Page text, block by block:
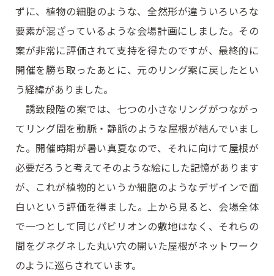
ずに、植物の細胞のような、全然形が違ういろいろな
要素が混ざっているような会場計画にしました。その
案が非常に評価されて支持を得たのですが、最終的に
開催を勝ち取ったあとに、元のリング案に戻したとい
う経緯がありました。
誘致段階の案では、七つの小さなリングがつながっ
てリング間を動脈・静脈のような屋根が結んでいまし
た。開催時期が暑い真夏なので、それに向けて屋根が
必要だろうと考えてそのような絵にした記憶があります
が、これが植物的というか細胞のようなデザインで面
白いという評価を得ました。上から見ると、会場全体
で一つとして同じパビリオンの敷地はなく、それらの
間をグネグネした丸い穴の開いた屋根がネットワーク
のように巡らされています。